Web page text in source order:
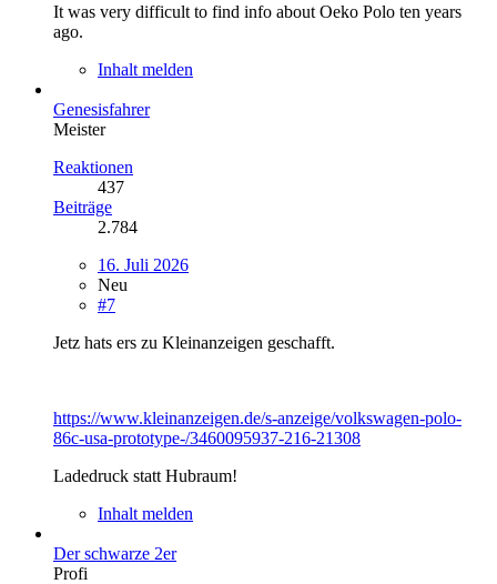
It was very difficult to find info about Oeko Polo ten years
ago.
Inhalt melden
Genesisfahrer
Meister
Reaktionen
437
Beiträge
2.784
16. Juli 2026
Neu
#7
Jetz hats ers zu Kleinanzeigen geschafft.
https://www.kleinanzeigen.de/s-anzeige/volkswagen-polo-
86c-usa-prototype-/3460095937-216-21308
Ladedruck statt Hubraum!
Inhalt melden
Der schwarze 2er
Profi